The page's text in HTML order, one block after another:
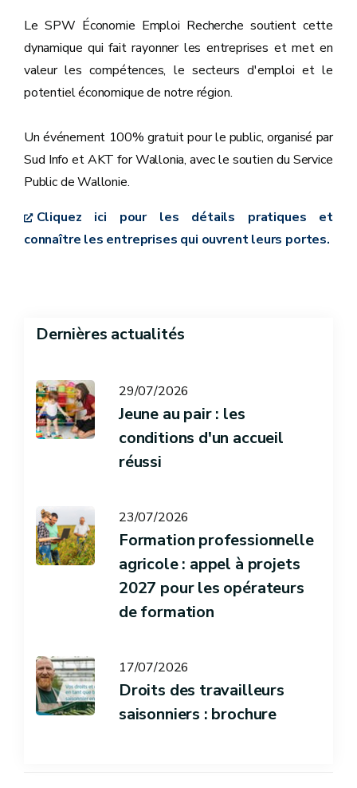
Le SPW Économie Emploi Recherche soutient cette
dynamique qui fait rayonner les entreprises et met en
valeur les compétences, le secteurs d'emploi et le
potentiel économique de notre région.
Un événement 100% gratuit pour le public, organisé par
Sud Info et AKT for Wallonia, avec le soutien du Service
Public de Wallonie.
Cliquez ici pour les détails pratiques et
connaître les entreprises qui ouvrent leurs portes.
Dernières actualités
29/07/2026
Jeune au pair : les
conditions d'un accueil
réussi
23/07/2026
Formation professionnelle
agricole : appel à projets
2027 pour les opérateurs
de formation
17/07/2026
Droits des travailleurs
saisonniers : brochure